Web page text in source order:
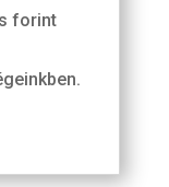
forint